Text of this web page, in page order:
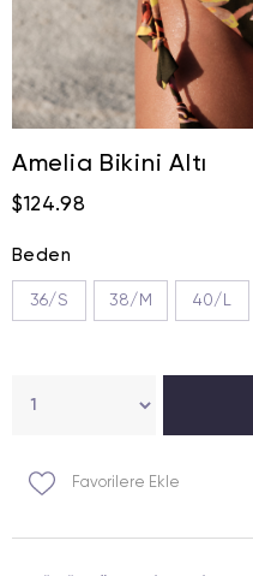
Amelia Bikini Altı
$124.98
Beden
36/S 38/M 40/L
Favorilere Ekle